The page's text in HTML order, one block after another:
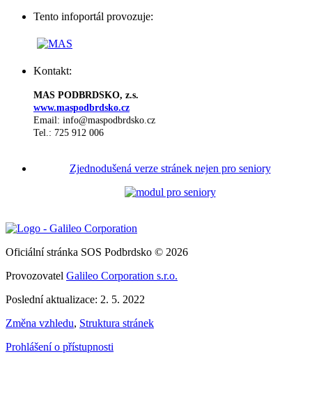
Tento infoportál provozuje:
Kontakt:
MAS PODBRDSKO, z.s.
www.maspodbrdsko.cz
Email: info@maspodbrdsko.cz
Tel.: 725 912 006
Zjednodušená verze stránek nejen pro seniory
Oficiální stránka SOS Podbrdsko © 2026
Provozovatel Galileo Corporation s.r.o.
Poslední aktualizace: 2. 5. 2022
Změna vzhledu, Struktura stránek
Prohlášení o přístupnosti